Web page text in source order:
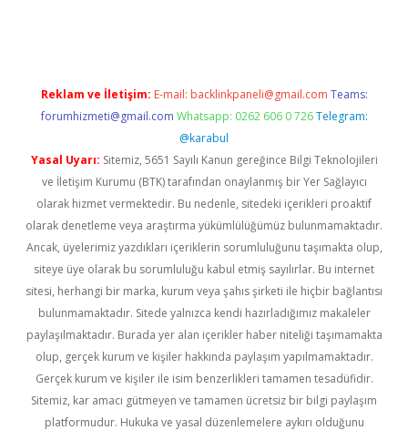
Reklam ve İletişim: E-mail: backlinkpaneli@gmail.com Teams:
forumhizmeti@gmail.com Whatsapp: 0262 606 0 726 Telegram:
@karabul
Yasal Uyarı: Sitemiz, 5651 Sayılı Kanun gereğince Bilgi Teknolojileri
ve İletişim Kurumu (BTK) tarafından onaylanmış bir Yer Sağlayıcı
olarak hizmet vermektedir. Bu nedenle, sitedeki içerikleri proaktif
olarak denetleme veya araştırma yükümlülüğümüz bulunmamaktadır.
Ancak, üyelerimiz yazdıkları içeriklerin sorumluluğunu taşımakta olup,
siteye üye olarak bu sorumluluğu kabul etmiş sayılırlar. Bu internet
sitesi, herhangi bir marka, kurum veya şahıs şirketi ile hiçbir bağlantısı
bulunmamaktadır. Sitede yalnızca kendi hazırladığımız makaleler
paylaşılmaktadır. Burada yer alan içerikler haber niteliği taşımamakta
olup, gerçek kurum ve kişiler hakkında paylaşım yapılmamaktadır.
Gerçek kurum ve kişiler ile isim benzerlikleri tamamen tesadüfidir.
Sitemiz, kar amacı gütmeyen ve tamamen ücretsiz bir bilgi paylaşım
platformudur. Hukuka ve yasal düzenlemelere aykırı olduğunu